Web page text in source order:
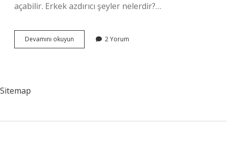
açabilir. Erkek azdırıcı şeyler nelerdir?…
Devamını okuyun
Karışım
2 Yorum
Sitemap